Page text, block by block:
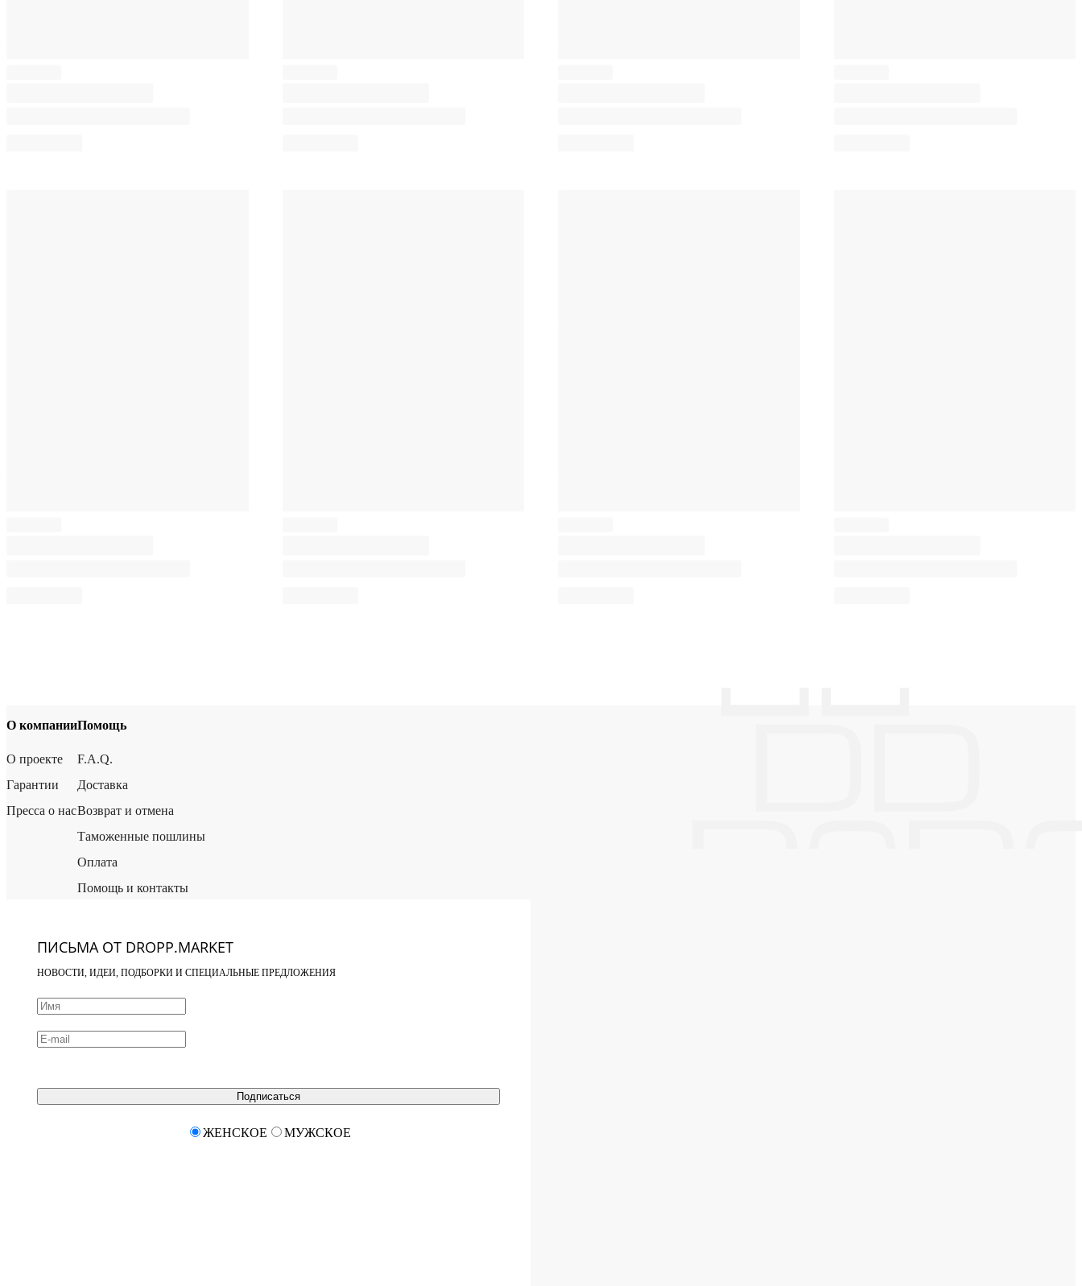
О компании
О проекте
Гарантии
Пресса о нас
Помощь
F.A.Q.
Доставка
Возврат и отмена
Таможенные пошлины
Оплата
Помощь и контакты
ПИСЬМА ОТ DROPP.MARKET
НОВОСТИ, ИДЕИ, ПОДБОРКИ И СПЕЦИАЛЬНЫЕ ПРЕДЛОЖЕНИЯ
Подписаться
ЖЕНСКОЕ МУЖСКОЕ